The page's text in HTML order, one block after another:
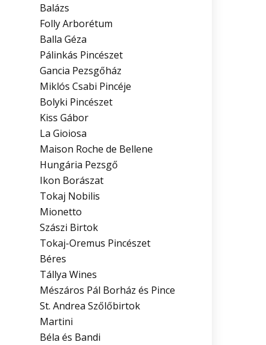
Balázs
Folly Arborétum
Balla Géza
Pálinkás Pincészet
Gancia Pezsgőház
Miklós Csabi Pincéje
Bolyki Pincészet
Kiss Gábor
La Gioiosa
Maison Roche de Bellene
Hungária Pezsgő
Ikon Borászat
Tokaj Nobilis
Mionetto
Szászi Birtok
Tokaj-Oremus Pincészet
Béres
Tállya Wines
Mészáros Pál Borház és Pince
St. Andrea Szőlőbirtok
Martini
Béla és Bandi